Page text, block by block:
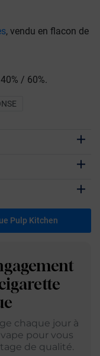
, vendu en flacon de
/ 60%.
Pulp Kitchen
chaque jour à
pour vous
de qualité.